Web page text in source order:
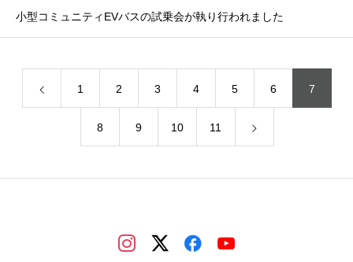
小型コミュニティEVバスの試乗会が執り行われました
1 2 3 4 5 6 7
8 9 10 11